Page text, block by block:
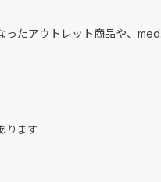
たアウトレット商品や、
ります